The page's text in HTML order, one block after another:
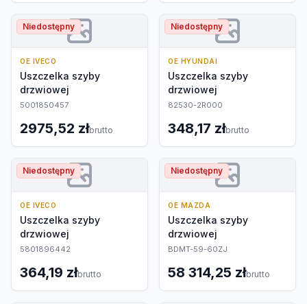
Niedostępny
OE IVECO
Uszczelka szyby
drzwiowej
5001850457
2975,52 złbrutto
Niedostępny
OE HYUNDAI
Uszczelka szyby
drzwiowej
82530-2R000
348,17 złbrutto
Niedostępny
OE IVECO
Uszczelka szyby
drzwiowej
5801896442
364,19 złbrutto
Niedostępny
OE MAZDA
Uszczelka szyby
drzwiowej
BDMT-59-60ZJ
58 314,25 złbrutto